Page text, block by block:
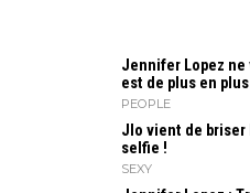
Jennifer Lopez
est de plus en
PEOPLE
Jlo vient de briser
selfie !
SEXY